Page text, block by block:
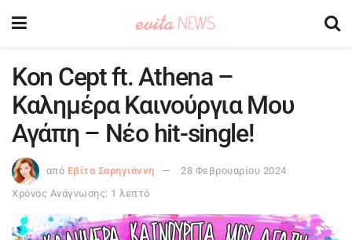
Kon Cept ft. Athena –
Καλημέρα Καινούργια Μου
Αγάπη – Νέο hit-single!
από Εβίτα Σαρηγιάννη
28 Φεβρουαρίου 2024
Χρόνος Ανάγνωσης: 1 λεπτό